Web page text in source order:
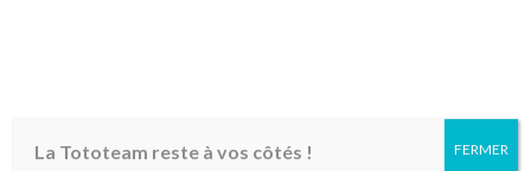
La Tototeam reste à vos côtés !
FERMER